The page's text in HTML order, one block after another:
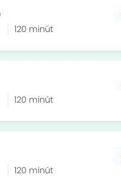
120 minút
120 minút
120 minút